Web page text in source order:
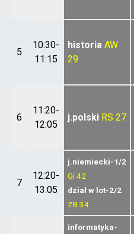
5
10:30-
11:15
historia AW
29
6
11:20-
12:05
j.polski RS 27
7
12:20-
13:05
j.niemiecki-1/2
Gi42
dział w lot-2/2
ZB 34
informatyka-